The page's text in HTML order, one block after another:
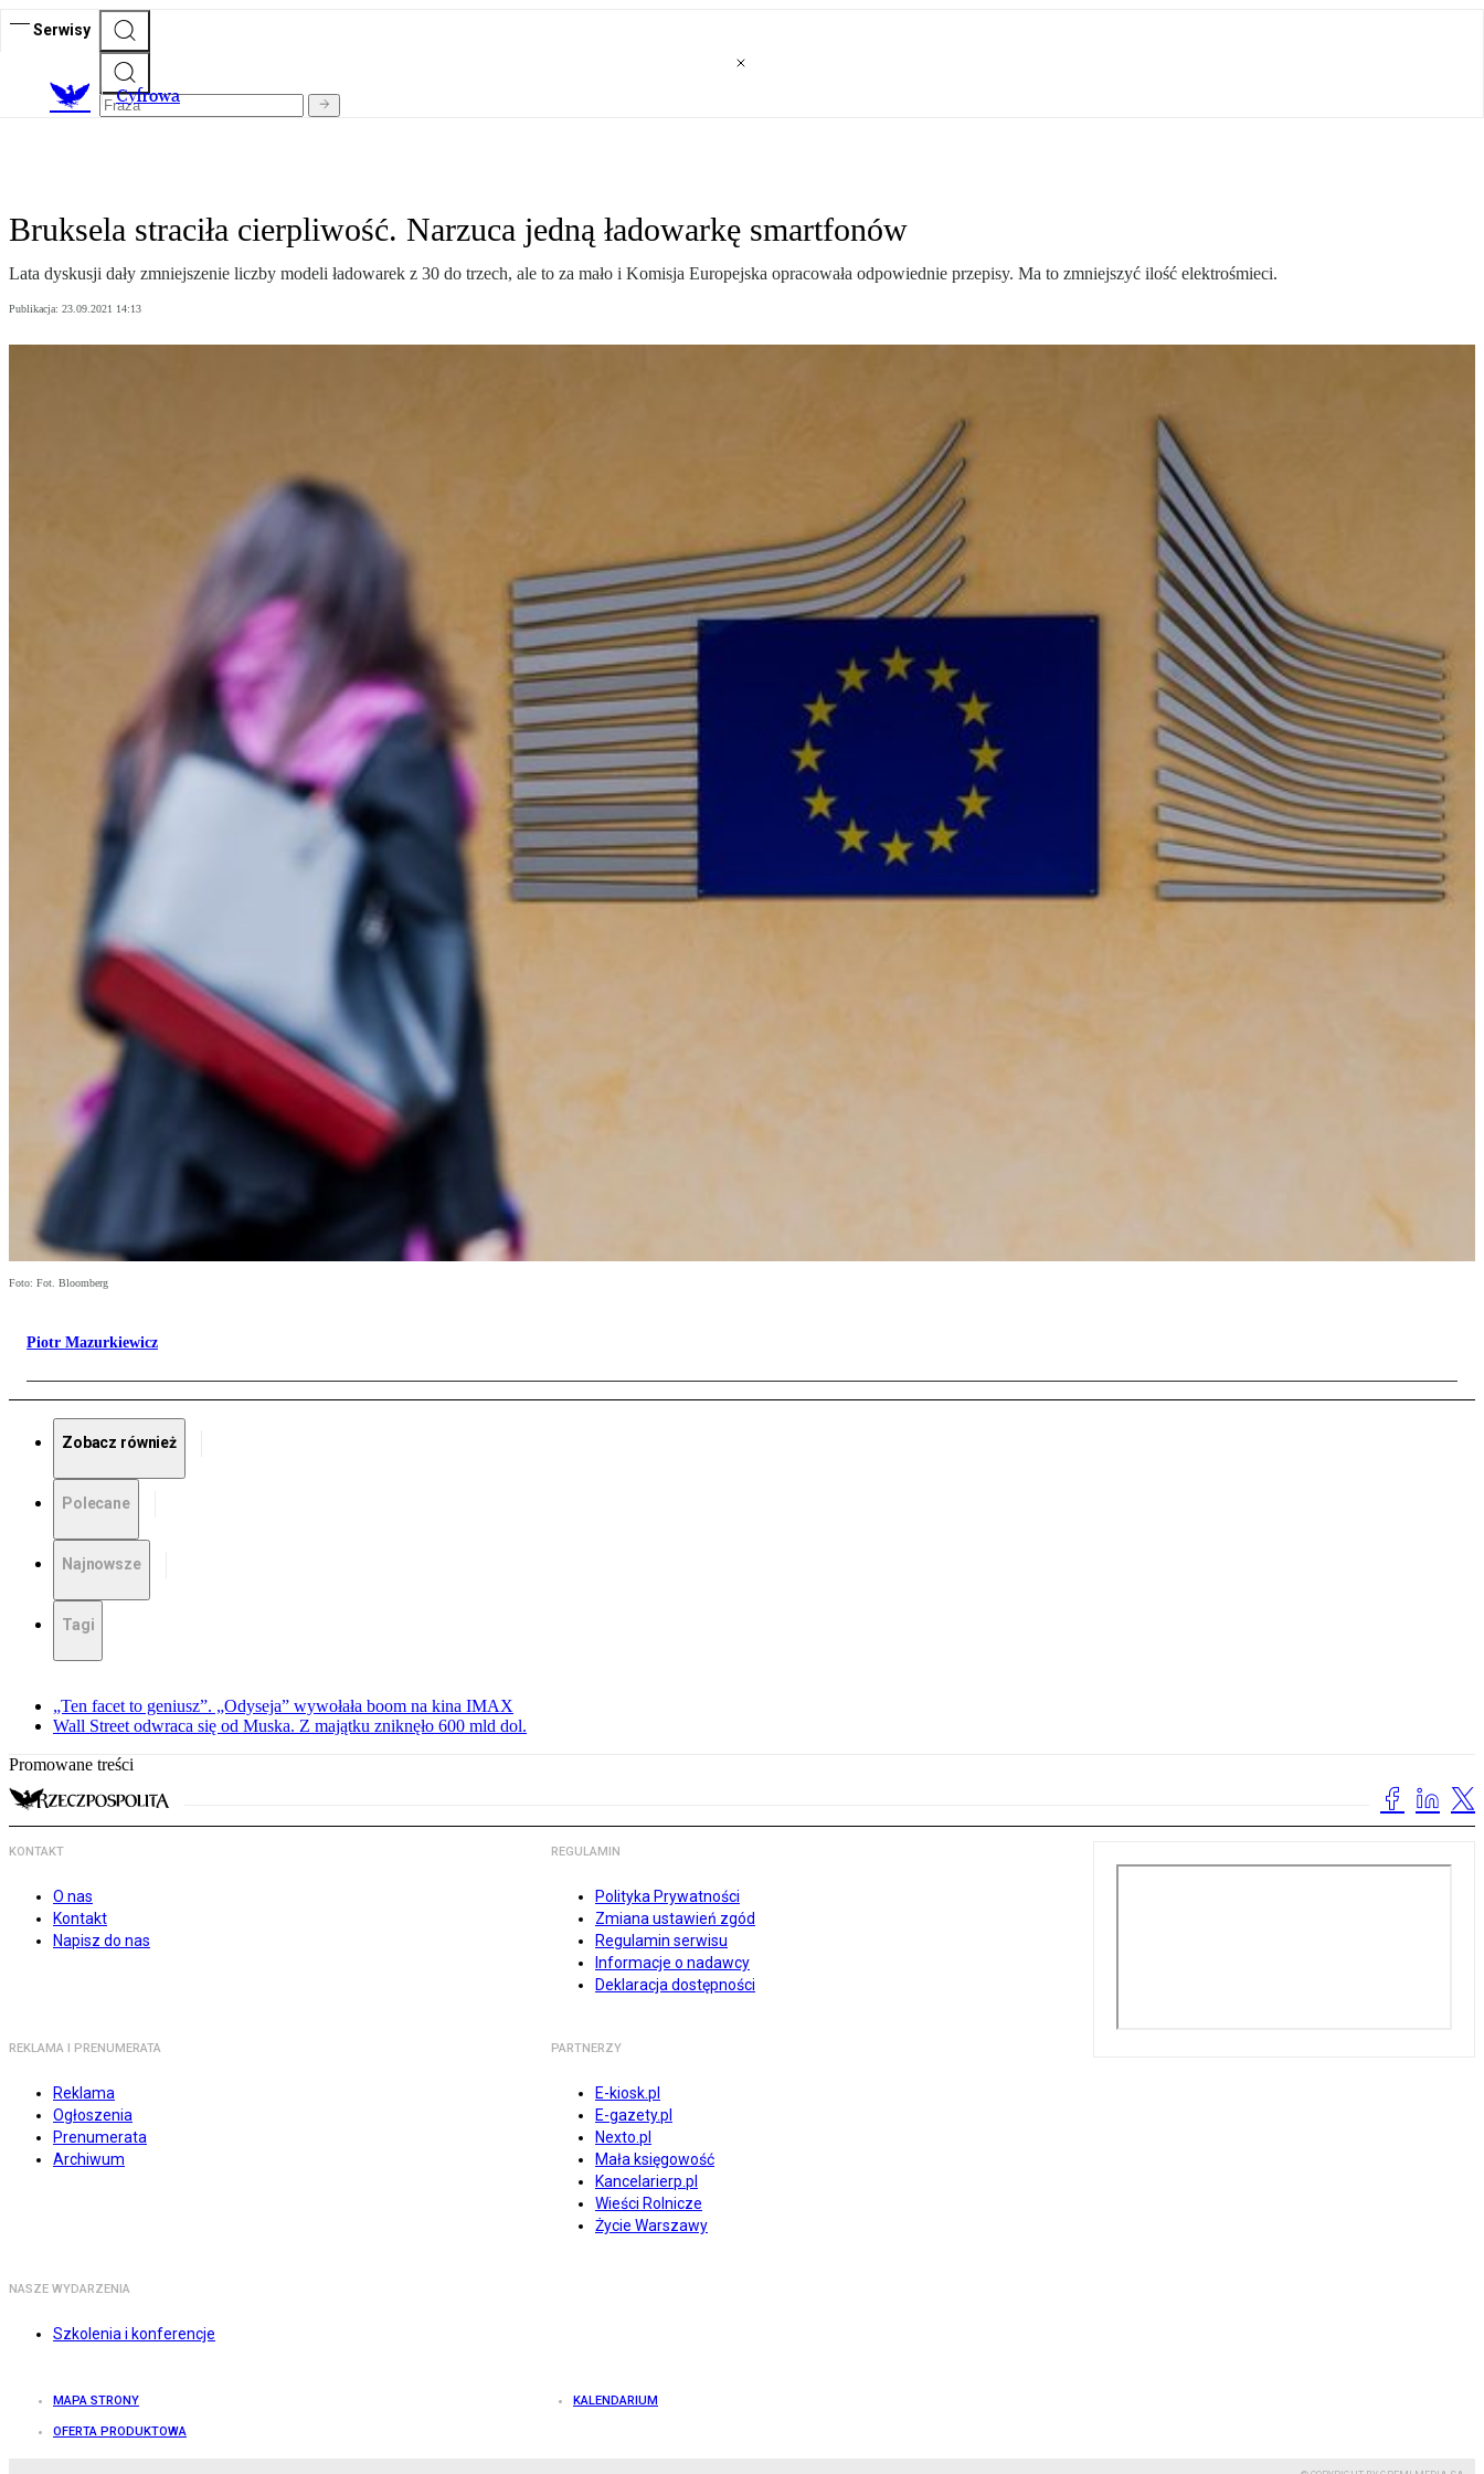
Serwisy
Cyfrowa
Bruksela straciła cierpliwość. Narzuca jedną ładowarkę smartfonów
Lata dyskusji dały zmniejszenie liczby modeli ładowarek z 30 do trzech, ale to za mało i Komisja Europejska opracowała odpowiednie przepisy. Ma to zmniejszyć ilość elektrośmieci.
Publikacja: 23.09.2021 14:13
Foto: Fot. Bloomberg
Piotr Mazurkiewicz
Zobacz również
Polecane
Najnowsze
Tagi
„Ten facet to geniusz”. „Odyseja” wywołała boom na kina IMAX
Wall Street odwraca się od Muska. Z majątku zniknęło 600 mld dol.
Promowane treści
KONTAKT
O nas
Kontakt
Napisz do nas
REGULAMIN
Polityka Prywatności
Zmiana ustawień zgód
Regulamin serwisu
Informacje o nadawcy
Deklaracja dostępności
REKLAMA I PRENUMERATA
Reklama
Ogłoszenia
Prenumerata
Archiwum
PARTNERZY
E-kiosk.pl
E-gazety.pl
Nexto.pl
Mała księgowość
Kancelarierp.pl
Wieści Rolnicze
Życie Warszawy
NASZE WYDARZENIA
Szkolenia i konferencje
MAPA STRONY KALENDARIUM
OFERTA PRODUKTOWA